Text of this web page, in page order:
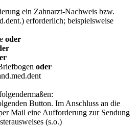
ein Zahnarzt-Nachweis bzw.
erforderlich; beispielsweise
oder
oder
Button. Im Anschluss an die
Mail eine Aufforderung zur Sendung
(s.o.)